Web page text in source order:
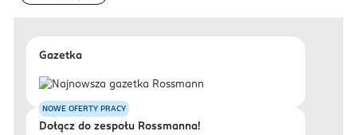
Gazetka
NOWE OFERTY PRACY
Dołącz do zespołu Rossmanna!